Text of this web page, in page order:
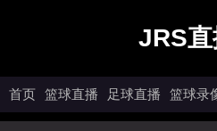
JRS直
首页 篮球直播 足球直播 篮球录